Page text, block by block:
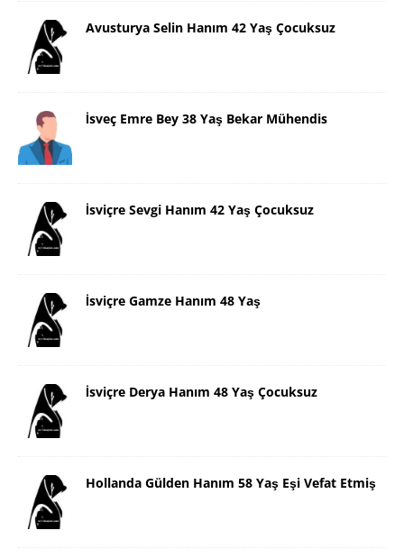
Avusturya Selin Hanım 42 Yaş Çocuksuz
İsveç Emre Bey 38 Yaş Bekar Mühendis
İsviçre Sevgi Hanım 42 Yaş Çocuksuz
İsviçre Gamze Hanım 48 Yaş
İsviçre Derya Hanım 48 Yaş Çocuksuz
Hollanda Gülden Hanım 58 Yaş Eşi Vefat Etmiş